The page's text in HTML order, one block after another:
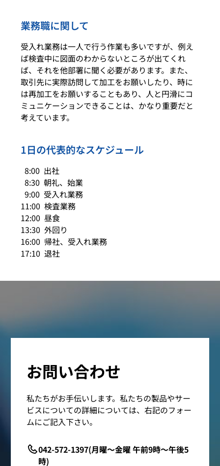
業務職に関して
受入れ業務は一人で行う作業も多いですが、例え
ば検査中に図面のわからないところが出てくれ
ば、それを他部署に聞く必要があります。また、
取引先に実際訪問して加工をお願いしたり、時に
は再加工をお願いすることもあり、人と円滑にコ
ミュニケーションできることは、かなり重要だと
考えています。
1日の代表的なスケジュール
8:00 出社
8:30 朝礼、始業
9:00 受入れ業務
11:00 検査業務
12:00 昼食
13:30 外回り
16:00 帰社、受入れ業務
17:10 退社
お問い合わせ
私たちがお手伝いします。私たちの製品やサー
ビスについての詳細については、右記のフォー
ムにご記入下さい。
042-572-1397(月曜～金曜 午前9時～午後5
時)